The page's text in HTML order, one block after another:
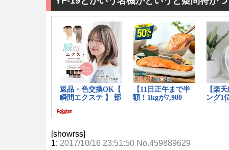
[showrss]
1: 2017/10/16 23:51:50 No.459889629